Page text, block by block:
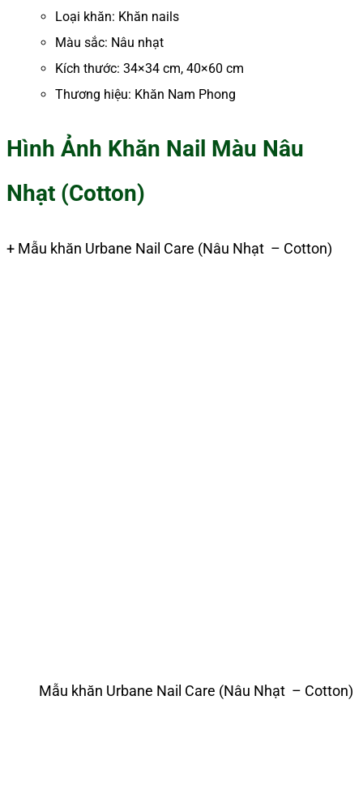
Loại khăn: Khăn nails
Màu sắc: Nâu nhạt
Kích thước: 34×34 cm, 40×60 cm
Thương hiệu: Khăn Nam Phong
Hình Ảnh Khăn Nail Màu Nâu
Nhạt (Cotton)
+ Mẫu khăn Urbane Nail Care (Nâu Nhạt – Cotton)
Mẫu khăn Urbane Nail Care (Nâu Nhạt – Cotton)